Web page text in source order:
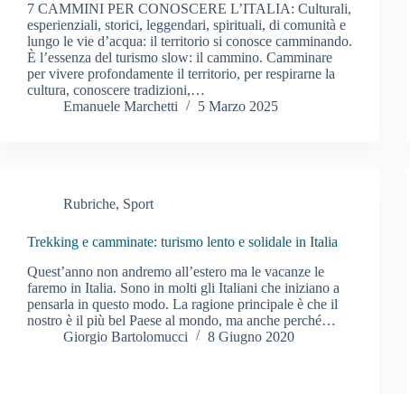
7 CAMMINI PER CONOSCERE L’ITALIA: Culturali,
esperienziali, storici, leggendari, spirituali, di comunità e
lungo le vie d’acqua: il territorio si conosce camminando.
È l’essenza del turismo slow: il cammino. Camminare
per vivere profondamente il territorio, per respirarne la
cultura, conoscere tradizioni,…
Emanuele Marchetti
5 Marzo 2025
Rubriche, Sport
Trekking e camminate: turismo lento e solidale in Italia
Quest’anno non andremo all’estero ma le vacanze le
faremo in Italia. Sono in molti gli Italiani che iniziano a
pensarla in questo modo. La ragione principale è che il
nostro è il più bel Paese al mondo, ma anche perché…
Giorgio Bartolomucci
8 Giugno 2020